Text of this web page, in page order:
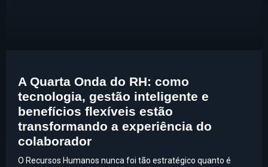
A Quarta Onda do RH: como
tecnologia, gestão inteligente e
benefícios flexíveis estão
transformando a experiência do
colaborador
O Recursos Humanos nunca foi tão estratégico quanto é